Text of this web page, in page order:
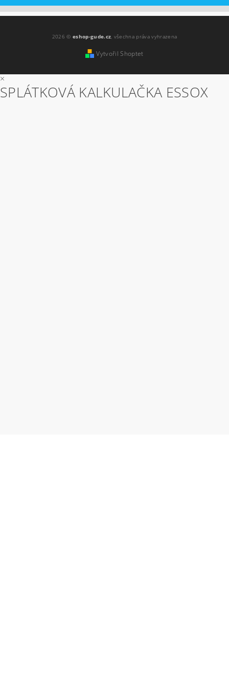
2026 ©eshop-gude.cz, všechna práva vyhrazena
Vytvořil Shoptet
×
SPLÁTKOVÁ KALKULAČKA ESSOX